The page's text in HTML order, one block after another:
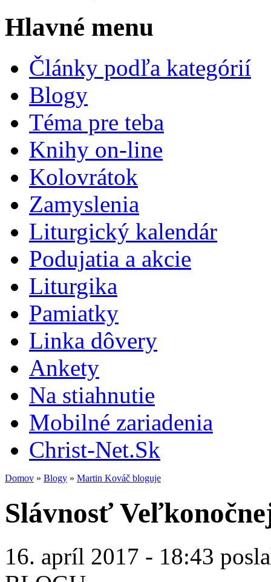
Hlavné menu
Články podľa kategórií
Blogy
Téma pre teba
Knihy on-line
Kolovrátok
Zamyslenia
Liturgický kalendár
Podujatia a akcie
Liturgika
Pamiatky
Linka dôvery
Ankety
Na stiahnutie
Mobilné zariadenia
Christ-Net.Sk
Domov » Blogy » Martin Kováč bloguje
Slávnosť
16. apríl 2017 - 18:43